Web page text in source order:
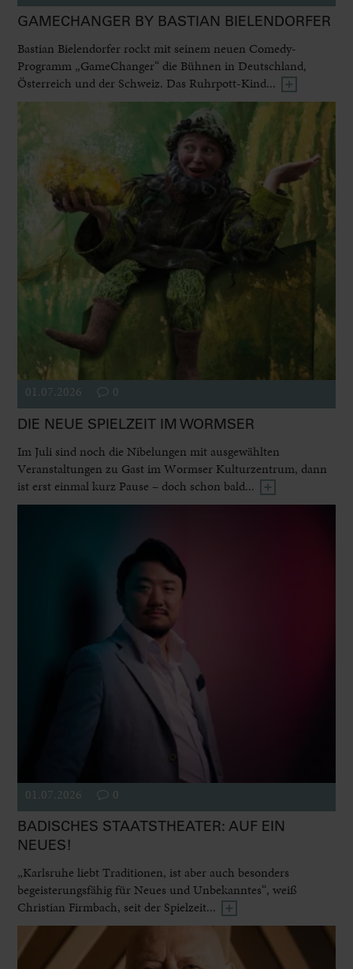
GAMECHANGER BY BASTIAN BIELENDORFER
Bastian Bielendorfer rockt mit seinem neuen Comedy-
Programm „GameChanger“ die Bühnen in Deutschland,
Österreich und der Schweiz. Das Ruhrpott-Kind...
01.07.2026 0
DIE NEUE SPIELZEIT IM WORMSER
Im Juli sind noch die Nibelungen mit ausgewählten
Veranstaltungen zu Gast im Wormser Kulturzentrum, dann
ist erst einmal kurz Pause – doch schon bald...
01.07.2026 0
BADISCHES STAATSTHEATER: AUF EIN
NEUES!
„Karlsruhe liebt Traditionen, ist aber auch besonders
begeisterungsfähig für Neues und Unbekanntes“, weiß
Christian Firmbach, seit der Spielzeit...